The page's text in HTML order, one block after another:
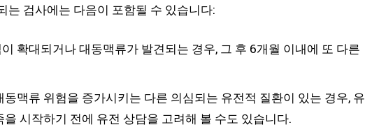
는 검사에는 다음이 포함될 수 있습니다:
확대되거나 대동맥류가 발견되는 경우, 그 후 6개월 이내에 또 다른
맥류 위험을 증가시키는 다른 의심되는 유전적 질환이 있는 경우, 유
시작하기 전에 유전 상담을 고려해 볼 수도 있습니다.